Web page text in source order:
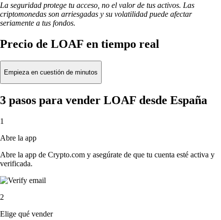
La seguridad protege tu acceso, no el valor de tus activos. Las
criptomonedas son arriesgadas y su volatilidad puede afectar
seriamente a tus fondos.
Precio de LOAF en tiempo real
Empieza en cuestión de minutos
3 pasos para vender LOAF desde España
1
Abre la app
Abre la app de Crypto.com y asegúrate de que tu cuenta esté activa y
verificada.
2
Elige qué vender